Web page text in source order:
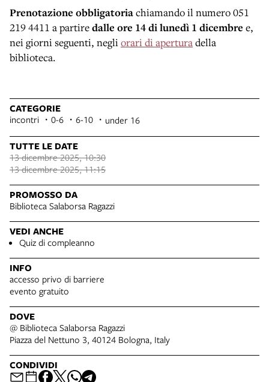
Prenotazione obbligatoriachiamando il numero 051
219 4411 a partiredalle ore 14di lunedì 1 dicembre e,
nei giorni seguenti, negliorari di aperturadella
biblioteca.
CATEGORIE
incontri 0-6 6-10 under 16
TUTTE LE DATE
13 dicembre 2025, 10:30
13 dicembre 2025, 11:15
PROMOSSO DA
Biblioteca Salaborsa Ragazzi
VEDI ANCHE
Quiz di compleanno
INFO
accesso privo di barriere
evento gratuito
DOVE
@ Biblioteca Salaborsa Ragazzi
Piazza del Nettuno 3, 40124 Bologna, Italy
CONDIVIDI